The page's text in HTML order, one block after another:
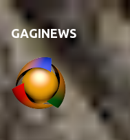
Pular
GAGINEWS